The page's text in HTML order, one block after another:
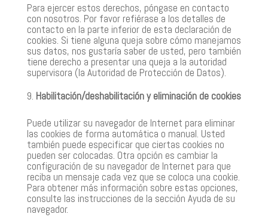
Para ejercer estos derechos, póngase en contacto
con nosotros. Por favor refiérase a los detalles de
contacto en la parte inferior de esta declaración de
cookies. Si tiene alguna queja sobre cómo manejamos
sus datos, nos gustaría saber de usted, pero también
tiene derecho a presentar una queja a la autoridad
supervisora (la Autoridad de Protección de Datos).
Habilitación/deshabilitación y eliminación de cookies
Puede utilizar su navegador de Internet para eliminar
las cookies de forma automática o manual. Usted
también puede especificar que ciertas cookies no
pueden ser colocadas. Otra opción es cambiar la
configuración de su navegador de Internet para que
reciba un mensaje cada vez que se coloca una cookie.
Para obtener más información sobre estas opciones,
consulte las instrucciones de la sección Ayuda de su
navegador.